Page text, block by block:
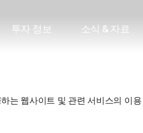
투자 정 보
소식 & 자료
는 웹사이트 및 관련 서비스의 이